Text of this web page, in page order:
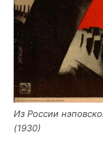
Из Рос­сии
(1930)